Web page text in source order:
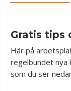
Gratis tips
Här på
regelbundet nya
som du ser